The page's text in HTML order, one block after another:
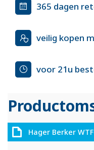
365 dagen
veilig kopen
voor 21u
Hager Berker